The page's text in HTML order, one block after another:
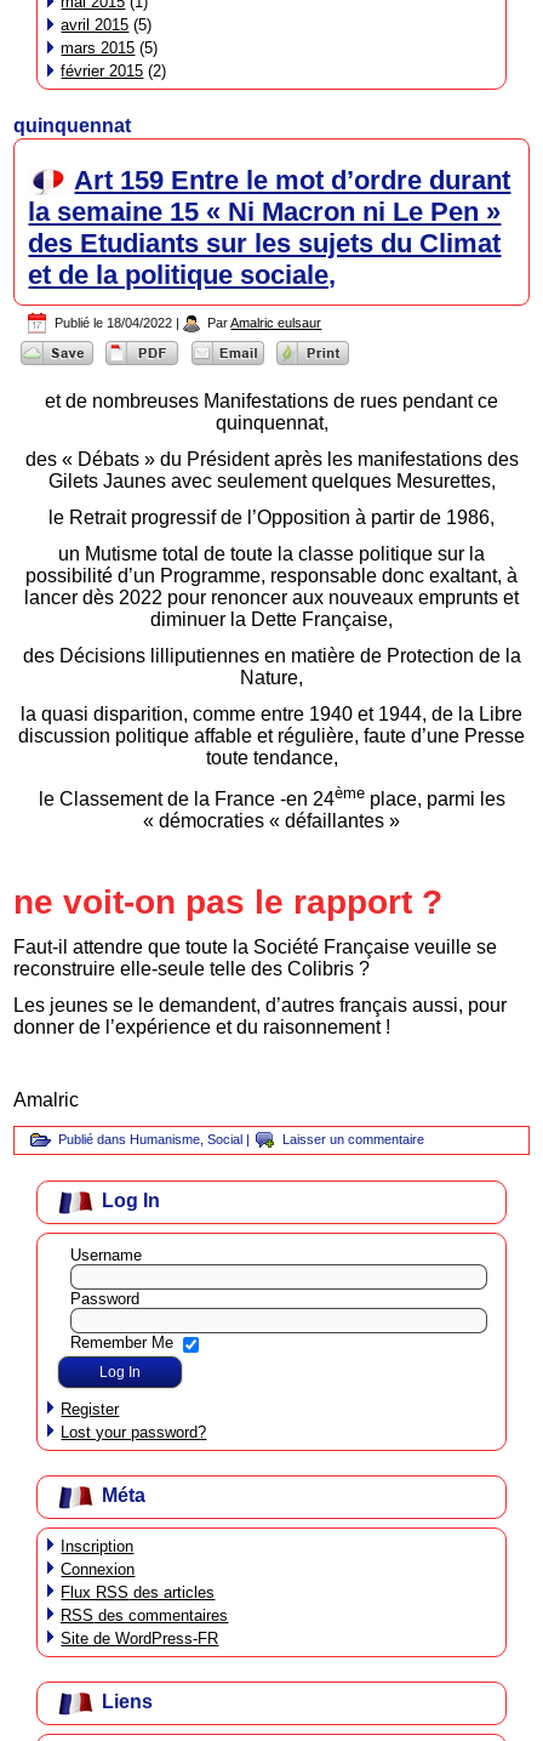
avril 2015 (5)
mars 2015 (5)
février 2015 (2)
quinquennat
Art 159 Entre le mot d’ordre durant
la semaine 15 « Ni Macron ni Le Pen »
des Etudiants sur les sujets du Climat
et de la politique sociale,
Publié le 18/04/2022 | Par Amalric eulsaur
et de nombreuses Manifestations de rues pendant ce
quinquennat,
des « Débats » du Président après les manifestations des
Gilets Jaunes avec seulement quelques Mesurettes,
le Retrait progressif de l’Opposition à partir de 1986,
un Mutisme total de toute la classe politique sur la
possibilité d’un Programme, responsable donc exaltant, à
lancer dès 2022 pour renoncer aux nouveaux emprunts et
diminuer la Dette Française,
des Décisions lilliputiennes en matière de Protection de la
Nature,
la quasi disparition, comme entre 1940 et 1944, de la Libre
discussion politique affable et régulière, faute d’une Presse
toute tendance,
le Classement de la France -en 24èmeplace, parmi les
« démocraties « défaillantes »
ne voit-on pas le rapport ?
Faut-il attendre que toute la Société Française veuille se
reconstruire elle-seule telle des Colibris ?
Les jeunes se le demandent, d’autres français aussi, pour
donner de l’expérience et du raisonnement !
Amalric
Publié dans Humanisme ,Social | Laisser un commentaire
Log In
Username
Password
Remember Me
Register
Lost your password?
Méta
Inscription
Connexion
Flux RSS des articles
RSS des commentaires
Site de WordPress-FR
Liens